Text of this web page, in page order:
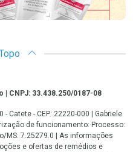
| CNPJ: 33.438.250/0187-08
Catete - CEP: 22220-000 | Gabriele
de funcionamento: Processo:
MS: 7.25279.0 | As informações
e ofertas de remédios e